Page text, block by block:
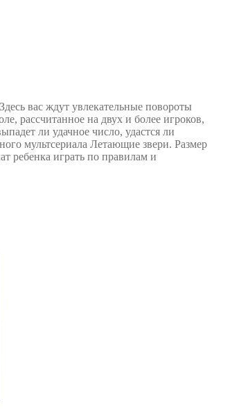
вас ждут увлекательные повороты
рассчитанное на двух и более игроков,
ли удачное число, удастся ли
мультсериала Летающие звери. Размер
ребенка играть по правилам и